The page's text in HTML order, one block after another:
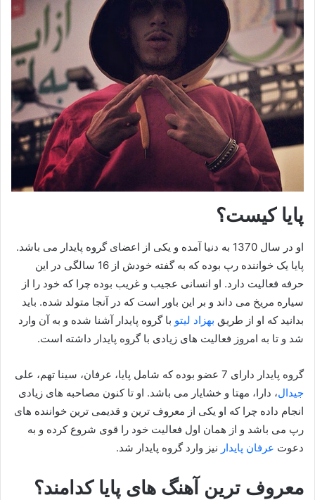
پایا کیست؟
او در سال 1370 به دنیا آمده و یکی از اعضای گروه پایدار می باشد.
پایا یک خواننده رپ بوده که به گفته خودش از 16 سالگی در این
حرفه فعالیت دارد. او انسانی عجیب و غریب بوده چرا که خود را از
سیاره مریخ می داند و بر این باور است که در آنجا متولد شده. باید
بدانید که او از طریق بهزاد لیتو با گروه پایدار آشنا شده و به آن وارد
شد و تا به امروز فعالیت های زیادی با گروه پایدار داشته است.
گروه پایدار دارای 7 عضو بوده که شامل پایا، عرفان، سینا تهم، علی
جیدال، دارا، مهتا و خشایار می باشد. او تا کنون مصاحبه های زیادی
انجام داده چرا که او یکی از معروف ترین و قدیمی ترین خواننده های
رپ می باشد و از همان اول فعالیت خود را قوی شروع کرده و به
دعوت عرفان پایدار نیز وارد گروه پایدار شد.
معروف ترین آهنگ های پایا کدامند؟